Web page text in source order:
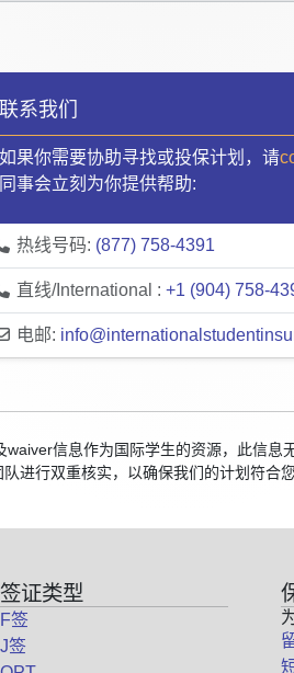
联系我们
如果你需要协助寻找或投保计划，请
同事会立刻为你提供帮助:
热线号码: (877) 758-4391
直线/International : +1 (904) 758-
电邮:
waiver信息作为国际学生的资源，此信
进行双重核实，以确保我们的计划符合
签证类型
F签
J签